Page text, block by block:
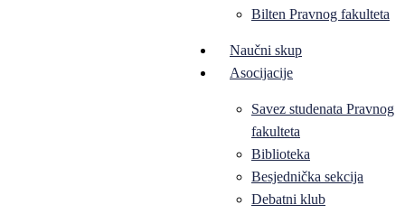
Bilten Pravnog fakulteta
Naučni skup
Asocijacije
Savez studenata Pravnog
fakulteta
Biblioteka
Besjednička sekcija
Debatni klub